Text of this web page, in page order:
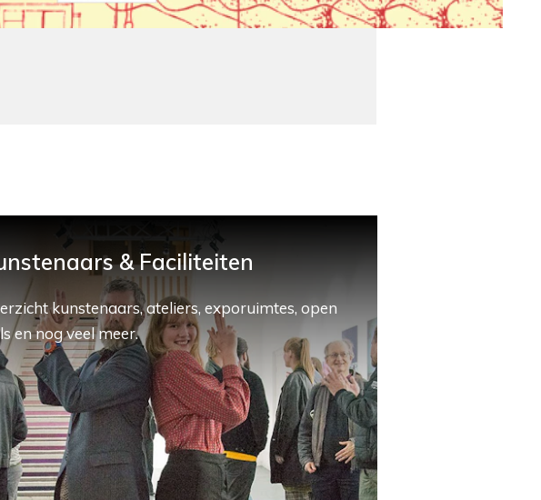
& Faciliteiten
kunstenaars, ateliers, exporuimtes, open
en nog veel meer.